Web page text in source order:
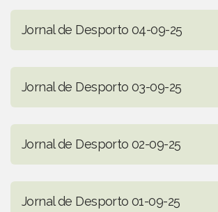
Jornal de Desporto 04-09-25
Jornal de Desporto 03-09-25
Jornal de Desporto 02-09-25
Jornal de Desporto 01-09-25